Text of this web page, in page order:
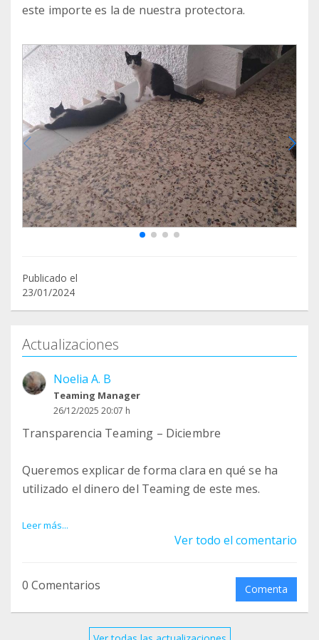
este importe es la de nuestra protectora.
Publicado el
23/01/2024
Actualizaciones
Noelia A. B
Teaming Manager
26/12/2025 20:07 h
Transparencia Teaming – Diciembre
Queremos explicar de forma clara en qué se ha
utilizado el dinero del Teaming de este mes.
Este mes se ha solicitado una transferencia de 32
€, ya validada, destinada a ayudar a Lola,
de Almería, donde cuida y alimenta a más de 40
gatos a diario, sin ningún tipo de ayuda municipal.
Leer más...
Ver todo el comentario
0 Comentarios Comenta